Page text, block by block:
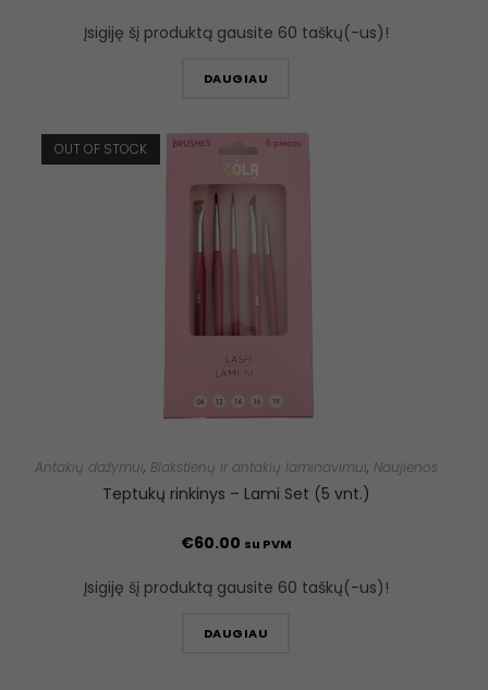
Įsigiję šį produktą gausite 60 taškų(-us)!
DAUGIAU
OUT OF STOCK
Antakių dažymui, Blakstienų ir antakių laminavimui, Naujienos
Teptukų rinkinys – Lami Set (5 vnt.)
€60.00 su PVM
Įsigiję šį produktą gausite 60 taškų(-us)!
DAUGIAU